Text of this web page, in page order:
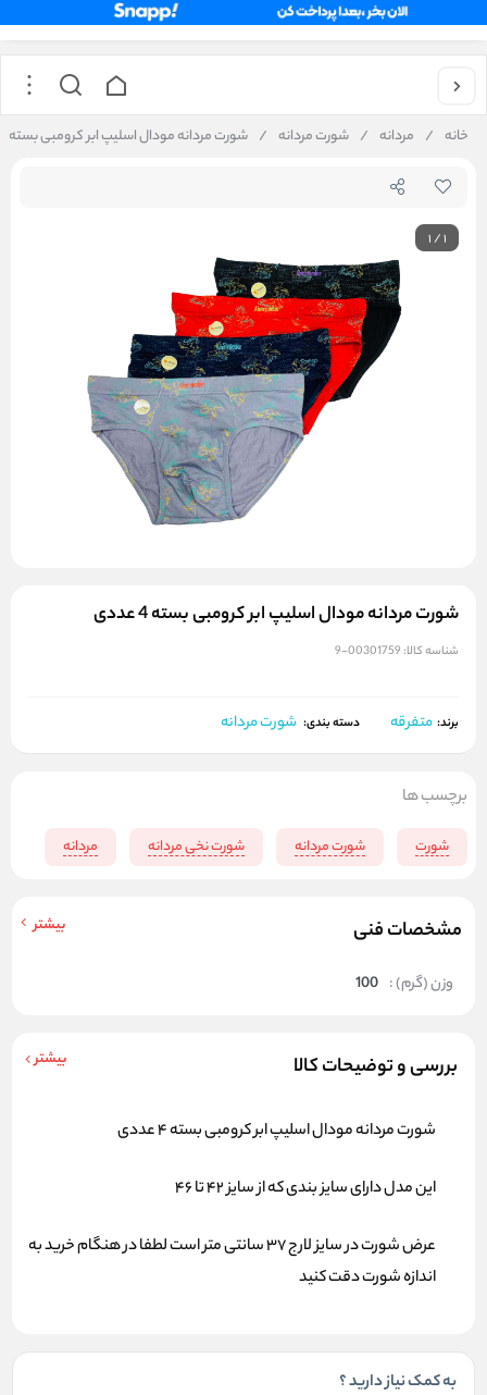
خانه / مردانه / شورت مردانه / شورت مردانه مودال اسلیپ ابر کرومبی بسته 4 عددی
1/1
شورت مردانه مودال اسلیپ ابر کرومبی بسته 4 عددی
شناسه کالا: 00301759-9
برند: متفرقه دسته بندی: شورت مردانه
مشخصات فنی بیشتر
وزن (گرم) : 100
بررسی و توضیحات کالا بیشتر
شورت مردانه مودال اسلیپ ابر کرومبی بسته 4 عددی
این مدل دارای سایز بندی که از سایز 42 تا 46
عرض شورت در سایز لارج 37 سانتی متر است لطفا در هنگام خرید به
اندازه شورت دقت کنید
به کمک نیاز دارید ؟
برچسب ها
شورت شورت مردانه شورت نخی مردانه مردانه